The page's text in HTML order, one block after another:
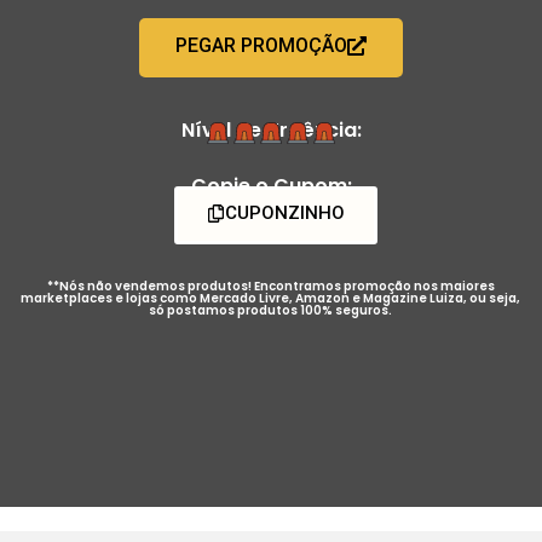
PEGAR PROMOÇÃO
Nível de Urgência:
Copie o Cupom:
CUPONZINHO
**Nós não vendemos produtos! Encontramos promoção nos maiores
marketplaces e lojas como Mercado Livre, Amazon e Magazine Luiza, ou seja,
só postamos produtos 100% seguros.